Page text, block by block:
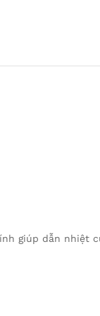
giúp dẫn nhiệt